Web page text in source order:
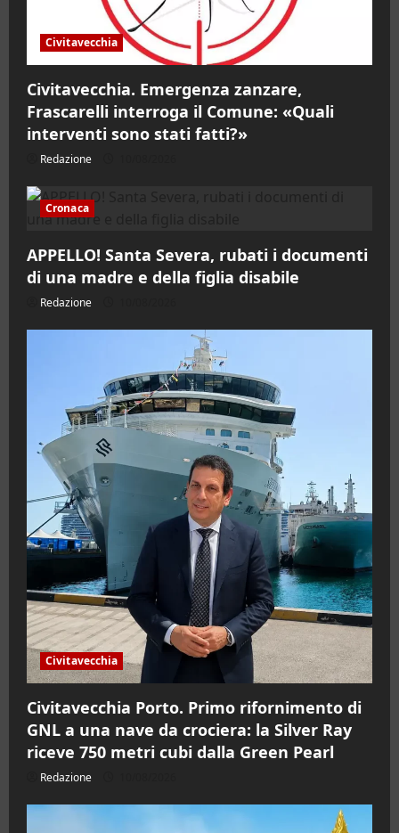
Civitavecchia
Civitavecchia. Emergenza zanzare,
Frascarelli interroga il Comune: «Quali
interventi sono stati fatti?»
Redazione
Cronaca
APPELLO! Santa Severa, rubati i documenti
di una madre e della figlia disabile
Redazione
Civitavecchia
Civitavecchia Porto. Primo rifornimento di
GNL a una nave da crociera: la Silver Ray
riceve 750 metri cubi dalla Green Pearl
Redazione